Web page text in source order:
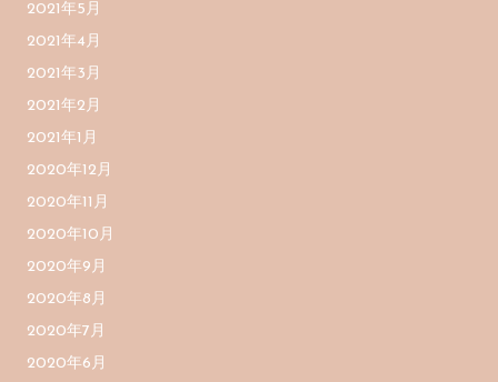
2021年5月
2021年4月
2021年3月
2021年2月
2021年1月
2020年12月
2020年11月
2020年10月
2020年9月
2020年8月
2020年7月
2020年6月